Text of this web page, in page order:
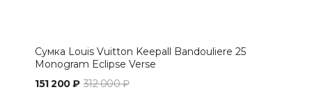
Сумка Louis Vuitton Keepall Bandouliere 25
Monogram Eclipse Verse
151 200 ₽ 312 000 ₽